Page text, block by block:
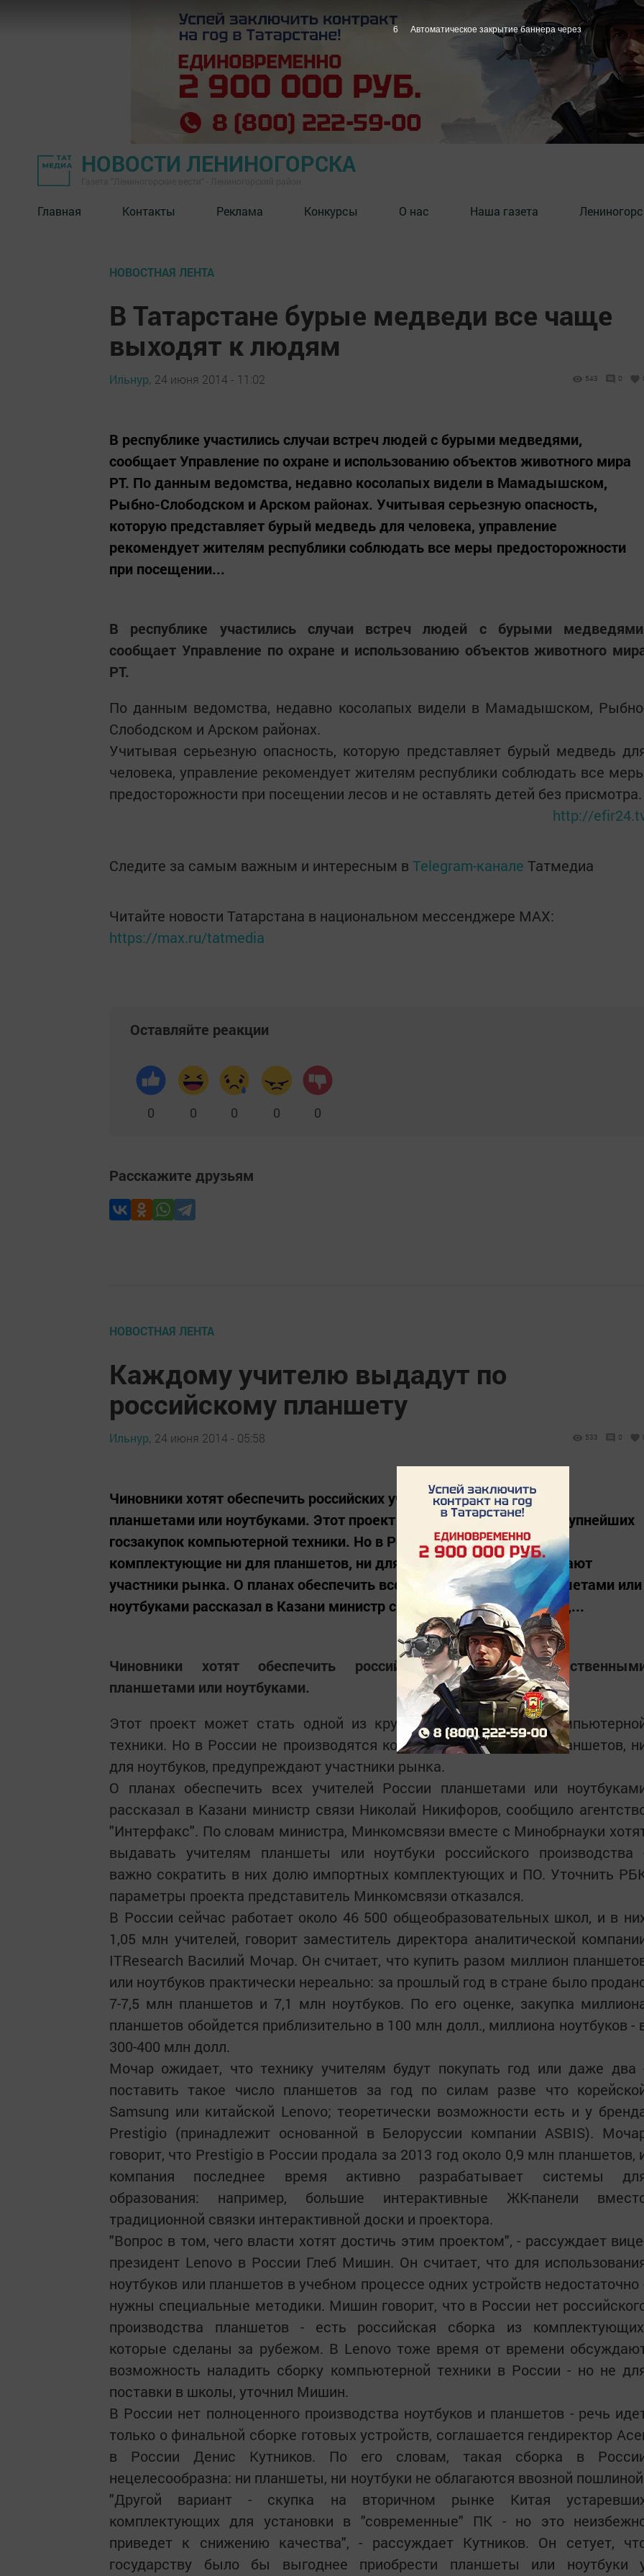
НОВОСТИ ЛЕНИНОГОРСКА
Главная Контакты Реклама Конкурсы О нас Наша газета
НОВОСТНАЯ ЛЕНТА
В Татарстане бурые медведи все чаще
выходят к людям
Ильнур, 24 июня 2014 - 11:02 543 0
В республике участились случаи встреч людей с бурыми медведями,
сообщает Управление по охране и использованию объектов животного мира
РТ. По данным ведомства, недавно косолапых видели в Мамадышском,
Рыбно-Слободском и Арском районах. Учитывая серьезную опасность,
которую представляет бурый медведь для человека, управление
рекомендует жителям республики соблюдать все меры предосторожности
при посещении...
В республике участились случаи встреч людей с бурыми
сообщает Управление по охране и использованию объектов животного
РТ.
По данным ведомства, недавно косолапых видели в Мамадышском,
Слободском и Арском районах.
Учитывая серьезную опасность, которую представляет бурый медведь
человека, управление рекомендует жителям республики соблюдать все
предосторожности при посещении лесов и не оставлять детей без присмотра.
http://
Следите за самым важным и интересным в Telegram-канале Татмедиа
Читайте новости Татарстана в национальном мессенджере MАХ:
https://max.ru/tatmedia
Оставляйте реакции
0 0 0 0 0
Расскажите друзьям
НОВОСТНАЯ ЛЕНТА
Каждому учителю выдадут по
российскому планшету
Ильнур, 24 июня 2014 - 05:58 533 0
Чиновники хотят обеспечить российских учителей отечественными
планшетами или ноутбуками. Этот проект может стать одной из крупнейших
госзакупок компьютерной техники. Но в России не производятся
комплектующие ни для планшетов, ни для ноутбуков, предупреждают
участники рынка. О планах обеспечить всех учителей России планшетами или
ноутбуками рассказал в Казани министр связи Николай Никифоров,...
Чиновники хотят обеспечить российских учителей
планшетами или ноутбуками.
Этот проект может стать одной из крупнейших госзакупок
техники. Но в России не производятся комплектующие ни для планшетов,
для ноутбуков, предупреждают участники рынка.
О планах обеспечить всех учителей России планшетами или
рассказал в Казани министр связи Николай Никифоров, сообщило
"Интерфакс". По словам министра, Минкомсвязи вместе с Минобрнауки
выдавать учителям планшеты или ноутбуки российского производства
важно сократить в них долю импортных комплектующих и ПО. Уточнить
параметры проекта представитель Минкомсвязи отказался.
В России сейчас работает около 46 500 общеобразовательных школ, и в
1,05 млн учителей, говорит заместитель директора аналитической
ITResearch Василий Мочар. Он считает, что купить разом миллион
или ноутбуков практически нереально: за прошлый год в стране было
7-7,5 млн планшетов и 7,1 млн ноутбуков. По его оценке, закупка
планшетов обойдется приблизительно в 100 млн долл., миллиона ноутбуков -
300-400 млн долл.
Мочар ожидает, что технику учителям будут покупать год или даже два
поставить такое число планшетов за год по силам разве что
Samsung или китайской Lenovo; теоретически возможности есть и у
Prestigio (принадлежит основанной в Белоруссии компании ASBIS).
говорит, что Prestigio в России продала за 2013 год около 0,9 млн планшетов,
компания последнее время активно разрабатывает системы
образования: например, большие интерактивные ЖК-панели
традиционной связки интерактивной доски и проектора.
"Вопрос в том, чего власти хотят достичь этим проектом", - рассуждает
президент Lenovo в России Глеб Мишин. Он считает, что для
ноутбуков или планшетов в учебном процессе одних устройств недостаточно
нужны специальные методики. Мишин говорит, что в России нет
производства планшетов - есть российская сборка из
которые сделаны за рубежом. В Lenovo тоже время от времени
возможность наладить сборку компьютерной техники в России - но не
поставки в школы, уточнил Мишин.
В России нет полноценного производства ноутбуков и планшетов - речь
только о финальной сборке готовых устройств, соглашается гендиректор
в России Денис Кутников. По его словам, такая сборка в
нецелесообразна: ни планшеты, ни ноутбуки не облагаются ввозной
"Другой вариант - скупка на вторичном рынке Китая
комплектующих для установки в "современные" ПК - но это
приведет к снижению качества", - рассуждает Кутников. Он сетует,
государству было бы выгоднее приобрести планшеты или ноутбуки
5 Автоматическое закрытие баннера через